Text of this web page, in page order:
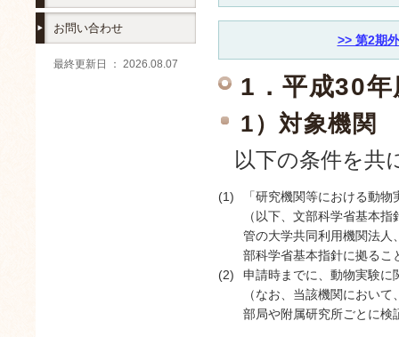
お問い合わせ
最終更新日 ： 2026.08.07
>> 第2期
1．平成30
1）対象機関
以下の条件を共
(1)
「研究機関等における動
（以下、文部科学省基本
管の大学共同利用機関法人
部科学省基本指針に拠るこ
(2)
申請時までに、動物実験に
（なお、当該機関におい
部局や附属研究所ごとに検